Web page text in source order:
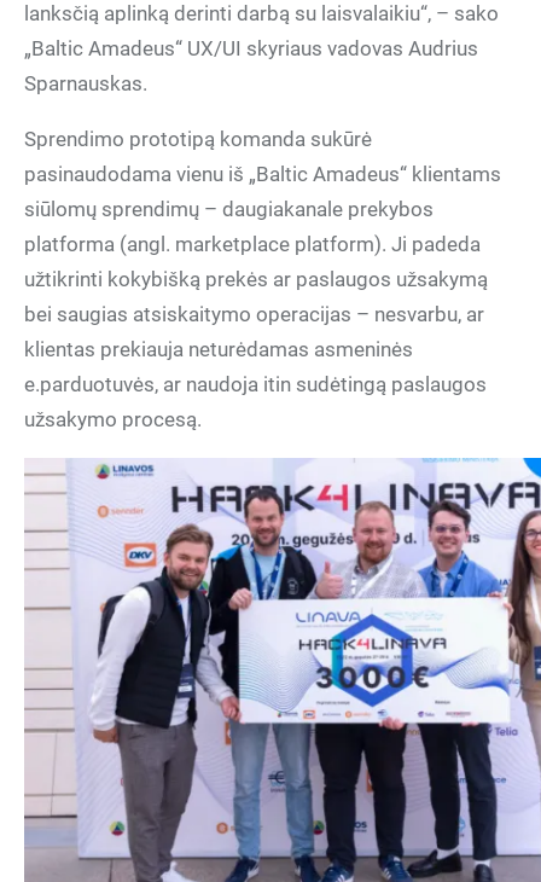
lanksčią aplinką derinti darbą su laisvalaikiu“, – sako
„Baltic Amadeus“ UX/UI skyriaus vadovas Audrius
Sparnauskas.
Sprendimo prototipą komanda sukūrė
pasinaudodama vienu iš „Baltic Amadeus“ klientams
siūlomų sprendimų – daugiakanale prekybos
platforma (angl. marketplace platform). Ji padeda
užtikrinti kokybišką prekės ar paslaugos užsakymą
bei saugias atsiskaitymo operacijas – nesvarbu, ar
klientas prekiauja neturėdamas asmeninės
e.parduotuvės, ar naudoja itin sudėtingą paslaugos
užsakymo procesą.